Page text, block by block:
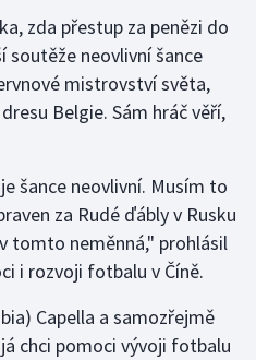
zda přestup za penězi do
soutěže neovlivní šance
mistrovství světa,
Belgie. Sám hráč věří,
šance neovlivní. Musím to
za Rudé ďábly v Rusku
tomto neměnná," prohlásil
i rozvoji fotbalu v Číně.
Capella a samozřejmě
chci pomoci vývoji fotbalu